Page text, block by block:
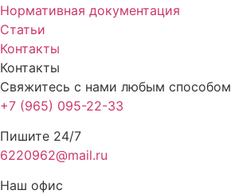
Нормативная документация
Статьи
Контакты
Контакты
Свяжитесь с нами любым способом
+7 (965) 095-22-33
Пишите 24/7
6220962@mail.ru
Наш офис